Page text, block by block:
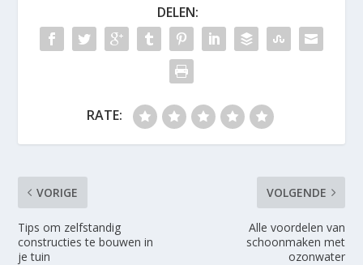
DELEN:
RATE:
VORIGE
Tips om zelfstandig
constructies te bouwen in
je tuin
VOLGENDE
Alle voordelen van
schoonmaken met
ozonwater